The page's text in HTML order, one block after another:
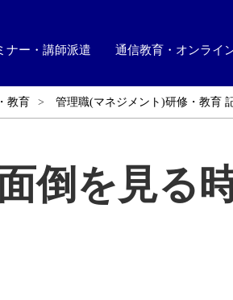
ナー・講師派遣 通信教育・オンライ
教育 管理職(マネジメント)研修・教育
倒を見る